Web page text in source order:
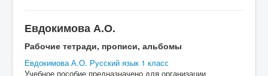
Евдокимова А.О.
Рабочие тетради, прописи, альбомы
Евдокимова А.О. Русский язык 1 класс
Учебное пособие предназначено для организации